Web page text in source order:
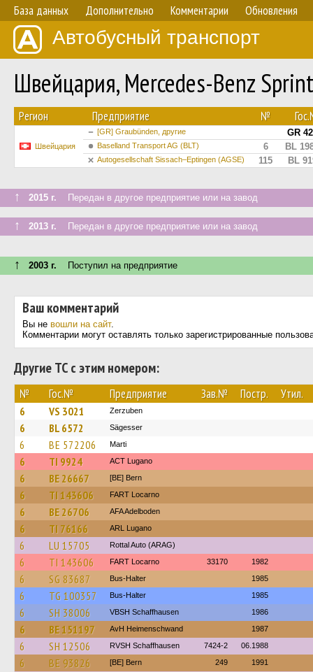
База данных Дополнительно Комментарии Обновления
Автобусный транспорт
Швейцария, Mercedes-Benz
Регион Предприятие №
Швейцария
[GR] Graubünden, другие GR
Baselland Transport AG (BLT) 6 BL
Autogesellschaft Sissach–Eptingen (AGSE) 115 BL
↑ 2015 г. Передан в другое предприятие или на завод
↑ 2013 г. Передан в другое предприятие или на завод
↑ 2003 г. Поступил на предприятие
Ваш комментарий
Вы не вошли на сайт.
Комментарии могут оставлять только зарегистрированные
Другие ТС с этим номером:
№ Гос.№ Предприятие Зав.№ Постр. Утил.
6 VS 3021 Zerzuben
6 BL 6572 Sägesser
6 BE 572206 Marti
6 TI 9924 ACT Lugano
6 BE 26667 [BE] Bern
6 TI 143606 FART Locarno
6 BE 26706 AFA Adelboden
6 TI 76166 ARL Lugano
6 LU 15705 Rottal Auto (ARAG)
6 TI 143606 FART Locarno 33170 1982
6 SG 83687 Bus-Halter 1985
6 TG 100357 Bus-Halter 1985
6 SH 38006 VBSH Schaffhausen 1986
6 BE 151197 AvH Heimenschwand 1987
6 SH 12506 RVSH Schaffhausen 7424-2 06.1988
6 BE 93826 [BE] Bern 249 1991